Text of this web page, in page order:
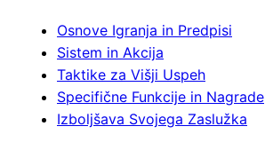
Osnove Igranja in Predpisi
Sistem in Akcija
Taktike za Višji Uspeh
Specifične Funkcije in Nagrade
Izboljšava Svojega Zaslužka